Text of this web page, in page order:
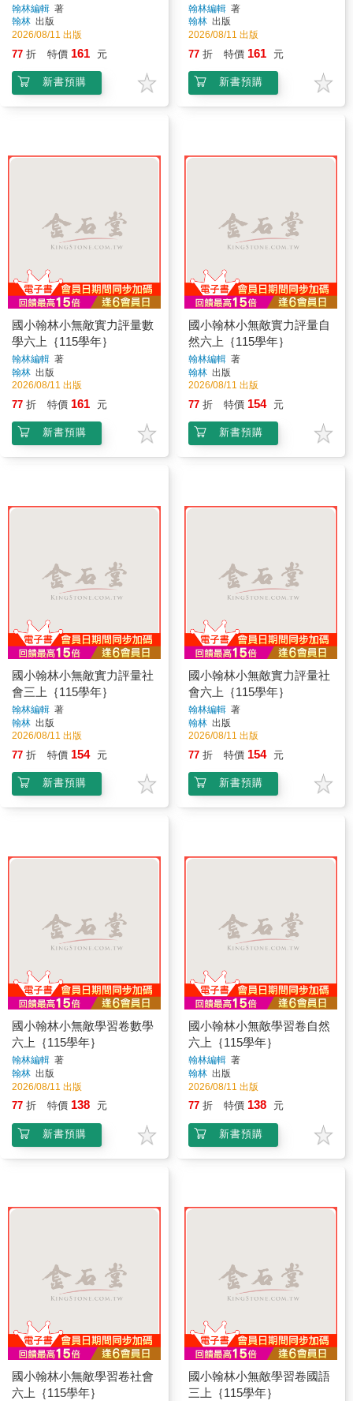
翰林編輯 著
翰林 出版
2026/08/11 出版
77 折 特價 161 元
新書預購
翰林編輯 著
翰林 出版
2026/08/11 出版
77 折 特價 161 元
新書預購
國小翰林小無敵實力評量數
學六上｛115學年｝
翰林編輯 著
翰林 出版
2026/08/11 出版
77 折 特價 161 元
新書預購
國小翰林小無敵實力評量自
然六上｛115學年｝
翰林編輯 著
翰林 出版
2026/08/11 出版
77 折 特價 154 元
新書預購
國小翰林小無敵實力評量社
會三上｛115學年｝
翰林編輯 著
翰林 出版
2026/08/11 出版
77 折 特價 154 元
新書預購
國小翰林小無敵實力評量社
會六上｛115學年｝
翰林編輯 著
翰林 出版
2026/08/11 出版
77 折 特價 154 元
新書預購
國小翰林小無敵學習卷數學
六上｛115學年｝
翰林編輯 著
翰林 出版
2026/08/11 出版
77 折 特價 138 元
新書預購
國小翰林小無敵學習卷自然
六上｛115學年｝
翰林編輯 著
翰林 出版
2026/08/11 出版
77 折 特價 138 元
新書預購
國小翰林小無敵學習卷社會
六上｛115學年｝
國小翰林小無敵學習卷國語
三上｛115學年｝